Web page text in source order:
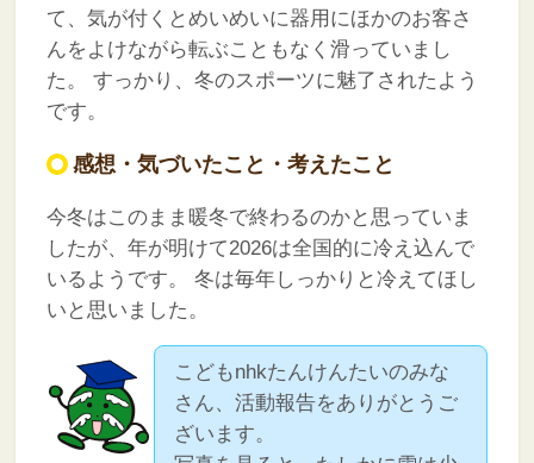
て、気が付くとめいめいに器用にほかのお客さ
んをよけながら転ぶこともなく滑っていまし
た。
すっかり、冬のスポーツに魅了されたよう
です。
感想・気づいたこと・考えたこと
今冬はこのまま暖冬で終わるのかと思っていま
したが、年が明けて2026は全国的に冷え込んで
いるようです。
冬は毎年しっかりと冷えてほし
いと思いました。
こどもnhkたんけんたいのみな
さん、活動報告をありがとうご
ざいます。